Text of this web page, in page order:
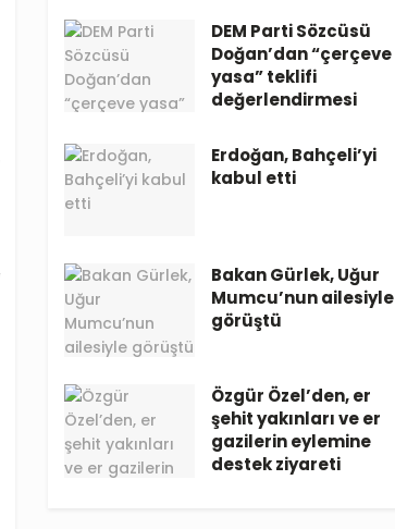
DEM Parti Sözcüsü
Doğan’dan “çerçeve
yasa” teklifi
değerlendirmesi
Erdoğan, Bahçeli’yi
kabul etti
Bakan Gürlek, Uğur
Mumcu’nun ailesiyle
görüştü
Özgür Özel’den, er
şehit yakınları ve er
gazilerin eylemine
destek ziyareti